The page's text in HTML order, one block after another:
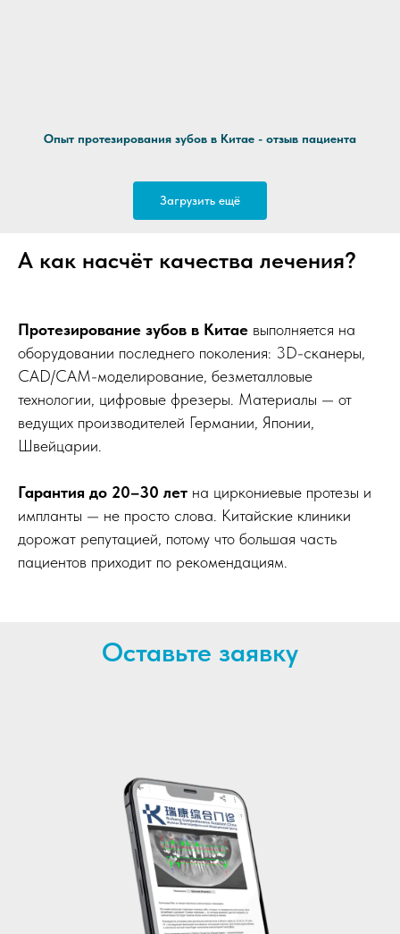
Опыт протезирования зубов в Китае - отзыв пациента
Загрузить ещё
А как насчёт качества лечения?
Протезирование зубов в Китае выполняется на
оборудовании последнего поколения: 3D-сканеры,
CAD/CAM-моделирование, безметалловые
технологии, цифровые фрезеры. Материалы — от
ведущих производителей Германии, Японии,
Швейцарии.
Гарантия до 20–30 лет на циркониевые протезы и
импланты — не просто слова. Китайские клиники
дорожат репутацией, потому что большая часть
пациентов приходит по рекомендациям.
Оставьте заявку